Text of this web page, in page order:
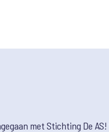
met Stichting De